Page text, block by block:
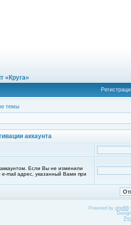
«Круга»
темы
аккаунта
Если Вы не изменили
e-mail адрес, указанный Вами при
Powered by phpBB